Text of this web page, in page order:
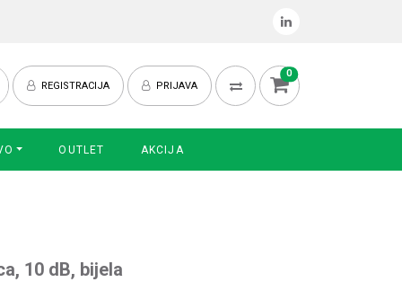
REGISTRACIJA PRIJAVA
0
OUTLET AKCIJA
10 dB, bijela